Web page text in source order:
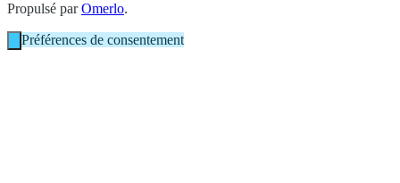
Propulsé parOmerlo.
Préférences de consentement